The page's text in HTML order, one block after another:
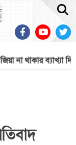
থাকার ব্যাখ্যা